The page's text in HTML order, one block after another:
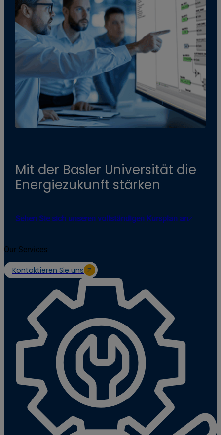
Mit der Basler Universität die
Energiezukunft stärken
Sehen Sie sich unseren vollständigen Kursplan an
Our Services
Kontaktieren Sie uns